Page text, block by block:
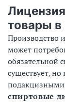
товары в
Производство
может
обязательной
существует,
подакцизными
спиртовые